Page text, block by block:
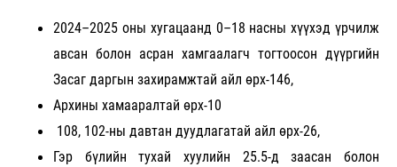
2024–2025 оны хугацаанд 0–18 насны хүүхэд үрчилж
авсан болон асран хамгаалагч тогтоосон дүүргийн
Засаг даргын захирамжтай айл өрх-146,
Архины хамааралтай өрх-10
108, 102-ны давтан дуудлагатай айл өрх-26,
Гэр бүлийн тухай хуулийн 25.5-д заасан болон